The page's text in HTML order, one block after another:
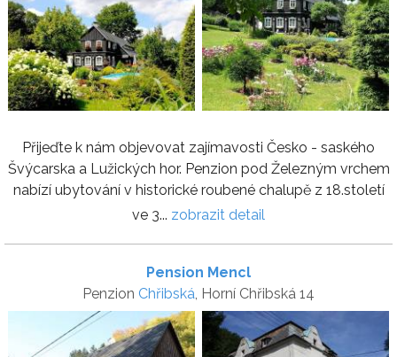
Přijeďte k nám objevovat zajímavosti Česko - saského
Švýcarska a Lužických hor. Penzion pod Železným vrchem
nabízí ubytování v historické roubené chalupě z 18.století
ve 3... zobrazit detail
Pension Mencl
Penzion Chřibská, Horní Chřibská 14